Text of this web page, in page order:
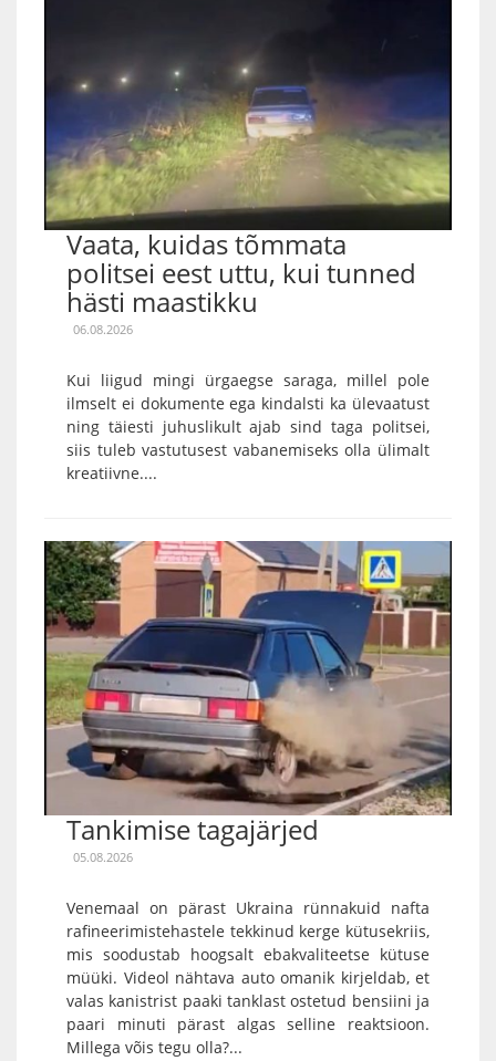
Vaata, kuidas tõmmata
politsei eest uttu, kui tunned
hästi maastikku
06.08.2026
Kui liigud mingi ürgaegse saraga, millel pole
ilmselt ei dokumente ega kindalsti ka ülevaatust
ning täiesti juhuslikult ajab sind taga politsei,
siis tuleb vastutusest vabanemiseks olla ülimalt
kreatiivne....
Tankimise tagajärjed
05.08.2026
Venemaal on pärast Ukraina rünnakuid nafta
rafineerimistehastele tekkinud kerge kütusekriis,
mis soodustab hoogsalt ebakvaliteetse kütuse
müüki. Videol nähtava auto omanik kirjeldab, et
valas kanistrist paaki tanklast ostetud bensiini ja
paari minuti pärast algas selline reaktsioon.
Millega võis tegu olla?...